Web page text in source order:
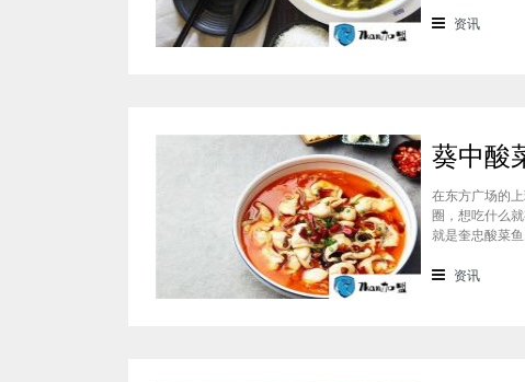
的投资者，也
资讯
在东方广场的
圈，想吃什么
就是奎忠酸菜
富。好吃有营
资讯